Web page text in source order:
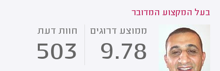
בעל המקצוע המדובר
ממוצע דרוגים
9.78
חוות דעת
503